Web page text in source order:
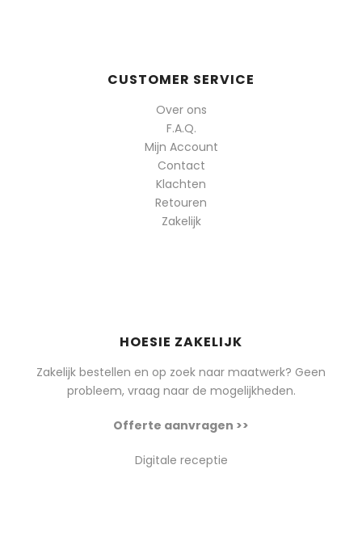
CUSTOMER SERVICE
Over ons
F.A.Q.
Mijn Account
Contact
Klachten
Retouren
Zakelijk
HOESIE ZAKELIJK
Zakelijk bestellen en op zoek naar maatwerk? Geen
probleem, vraag naar de mogelijkheden.
Offerte aanvragen >>
Digitale receptie